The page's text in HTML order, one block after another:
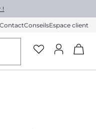
!
ContactConseilsEspace client